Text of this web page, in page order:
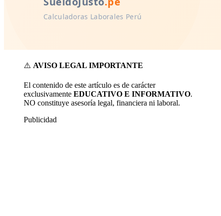
⚠️ AVISO LEGAL IMPORTANTE
El contenido de este artículo es de carácter
exclusivamente EDUCATIVO E INFORMATIVO.
NO constituye asesoría legal, financiera ni laboral.
Publicidad